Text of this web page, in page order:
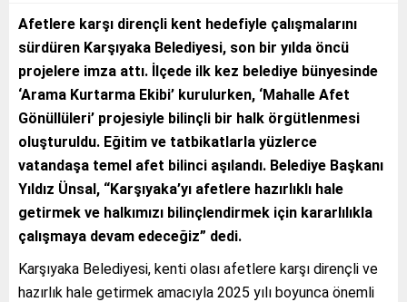
Afetlere karşı dirençli kent hedefiyle çalışmalarını
sürdüren Karşıyaka Belediyesi, son bir yılda öncü
projelere imza attı. İlçede ilk kez belediye bünyesinde
‘Arama Kurtarma Ekibi’ kurulurken, ‘Mahalle Afet
Gönüllüleri’ projesiyle bilinçli bir halk örgütlenmesi
oluşturuldu. Eğitim ve tatbikatlarla yüzlerce
vatandaşa temel afet bilinci aşılandı. Belediye Başkanı
Yıldız Ünsal, “Karşıyaka’yı afetlere hazırlıklı hale
getirmek ve halkımızı bilinçlendirmek için kararlılıkla
çalışmaya devam edeceğiz” dedi.
Karşıyaka Belediyesi, kenti olası afetlere karşı dirençli ve
hazırlık hale getirmek amacıyla 2025 yılı boyunca önemli